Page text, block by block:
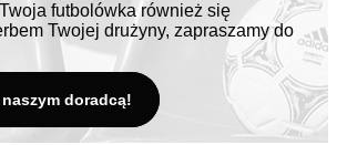
futbolówka również się
Twojej drużyny, zapraszamy do
doradcą!